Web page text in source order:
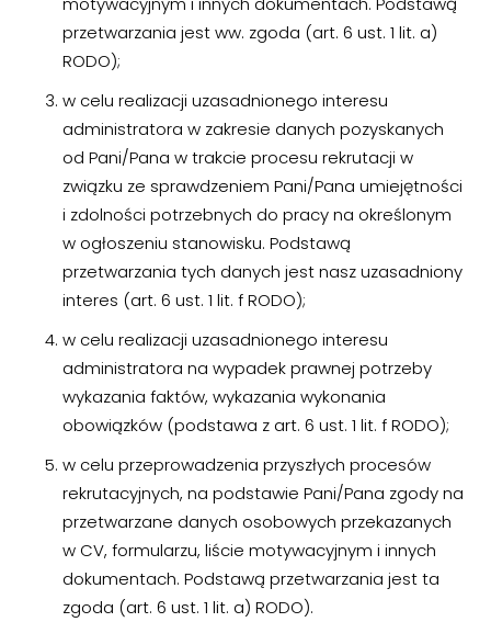
przetwarzania jest ww. zgoda (art. 6 ust. 1 lit. a)
RODO);
w celu realizacji uzasadnionego interesu
administratora w zakresie danych pozyskanych
od Pani/Pana w trakcie procesu rekrutacji w
związku ze sprawdzeniem Pani/Pana umiejętności
i zdolności potrzebnych do pracy na określonym
w ogłoszeniu stanowisku. Podstawą
przetwarzania tych danych jest nasz uzasadniony
interes (art. 6 ust. 1 lit. f RODO);
w celu realizacji uzasadnionego interesu
administratora na wypadek prawnej potrzeby
wykazania faktów, wykazania wykonania
obowiązków (podstawa z art. 6 ust. 1 lit. f RODO);
w celu przeprowadzenia przyszłych procesów
rekrutacyjnych, na podstawie Pani/Pana zgody na
przetwarzane danych osobowych przekazanych
w CV, formularzu, liście motywacyjnym i innych
dokumentach. Podstawą przetwarzania jest ta
zgoda (art. 6 ust. 1 lit. a) RODO).